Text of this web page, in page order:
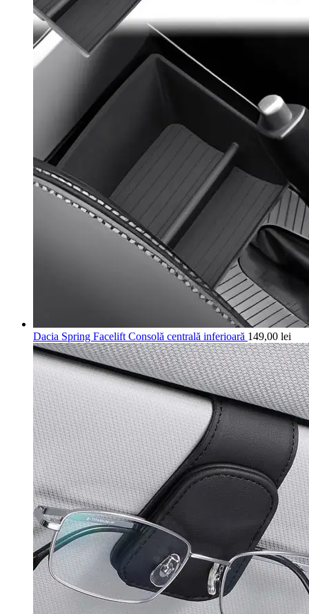
Dacia Spring Facelift Consolă centrală inferioară 149,00 lei